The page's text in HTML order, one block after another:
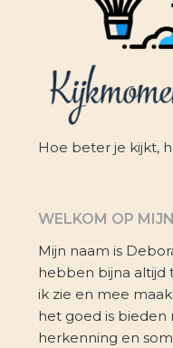
Hoe beter je kijkt,
WELKOM OP
Mijn naam is
hebben bijna altijd
ik zie en mee
het goed is bieden
herkenning en